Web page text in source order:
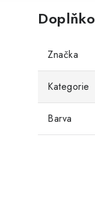
Značka
Kategorie
Barva